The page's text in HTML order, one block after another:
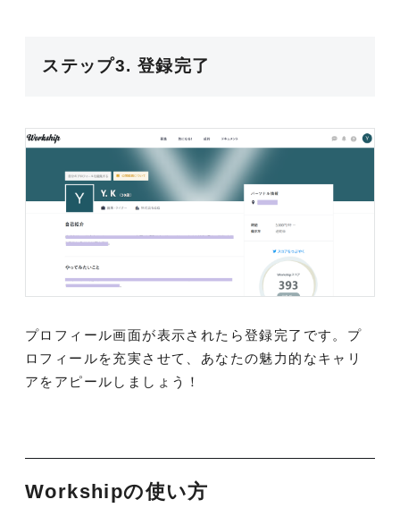
ステップ3. 登録完了
プロフィール画面が表示されたら登録完了です。プ
ロフィールを充実させて、あなたの魅力的なキャリ
アをアピールしましょう！
Workshipの使い方